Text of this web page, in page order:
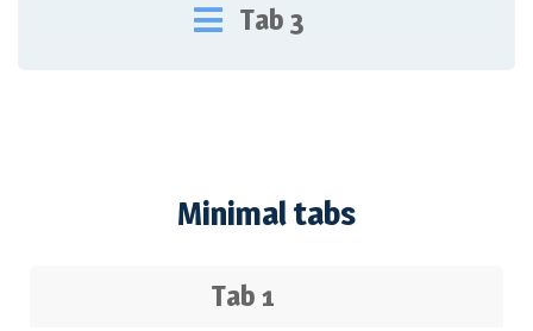
Tab 3
Minimal tabs
Tab 1